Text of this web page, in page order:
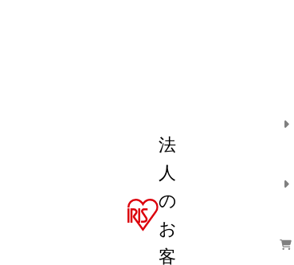
法
人
の
お
客